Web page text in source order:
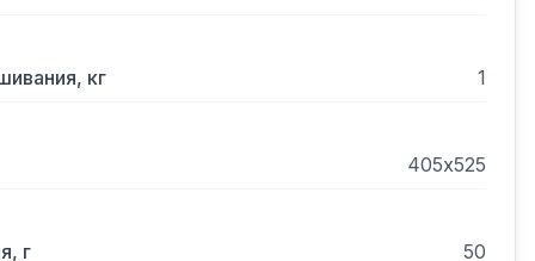
кг 1
405х525
г 50